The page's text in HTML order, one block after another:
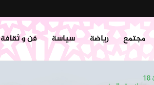
مجتمع رياضة سياسة فن و ثقافة